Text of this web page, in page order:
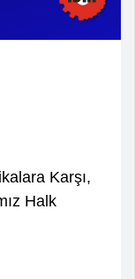
Karşı,
Halk